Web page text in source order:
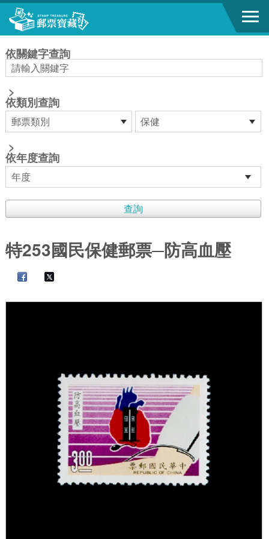
跳到主要內容區塊
依關鍵字查詢
>
依類別查詢
>
依年度查詢
特253國民保健郵票─防高血壓